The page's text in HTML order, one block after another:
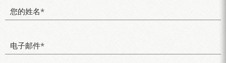
您的姓名*
电子邮件*